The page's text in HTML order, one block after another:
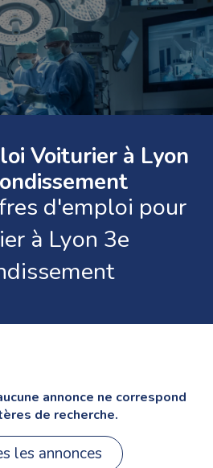
Voiturier à Lyon
d'emploi pour
à Lyon 3e
annonce ne correspond
de recherche.
les annonces